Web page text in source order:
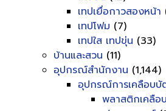
เทปเยื่อกาวสองหน้า
เทปโฟม (7)
เทปใส เทปขุ่น (33)
บ้านและสวน (11)
อุปกรณ์สำนักงาน (1,144)
อุปกรณ์การเคลือบบั
พลาสติกเคลือ